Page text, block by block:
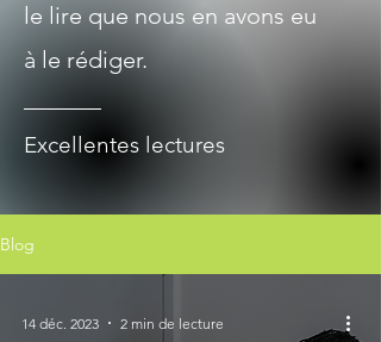
le lire que nous en avons eu
à le rédiger.
Excellentes lectures
Blog
14 déc. 2023 2 min de lecture